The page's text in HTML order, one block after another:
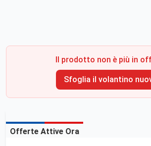
Il prodotto non è più in
Sfoglia il volantino
Offerte Attive Ora